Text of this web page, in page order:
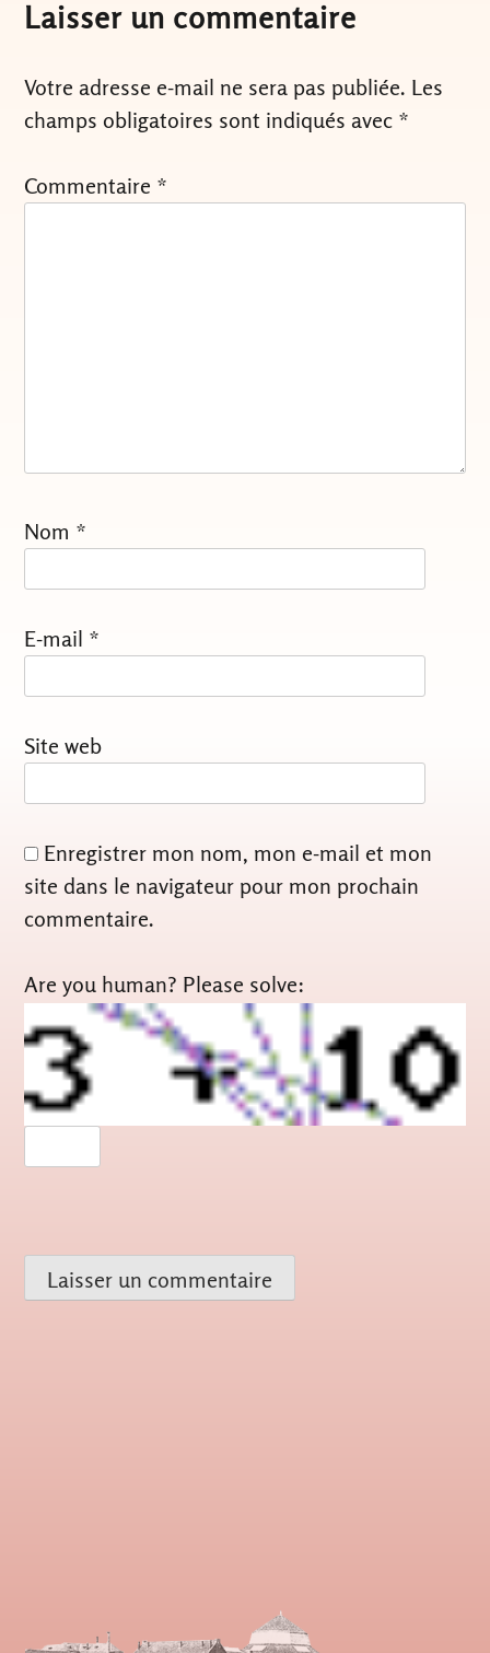
l’article
Laisser un commentaire
Votre adresse e-mail ne sera pas publiée. Les
champs obligatoires sont indiqués avec *
Commentaire *
Nom *
E-mail *
Site web
Enregistrer mon nom, mon e-mail et mon
site dans le navigateur pour mon prochain
commentaire.
Are you human? Please solve: